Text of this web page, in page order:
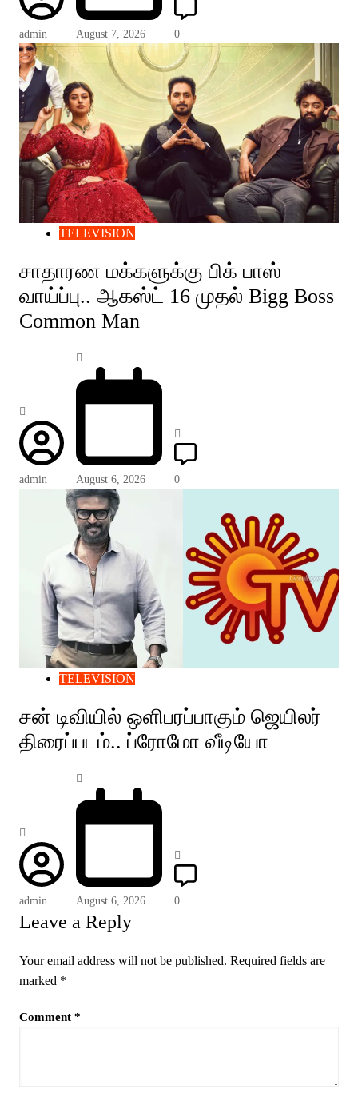
admin August 7, 2026 0
TELEVISION
சாதாரண மக்களுக்கு பிக் பாஸ்
வாய்ப்பு.. ஆகஸ்ட் 16 முதல் Bigg Boss
Common Man
admin August 6, 2026 0
TELEVISION
சன் டிவியில் ஒளிபரப்பாகும் ஜெயிலர்
திரைப்படம்.. ப்ரோமோ வீடியோ
admin August 6, 2026 0
Leave a Reply
Your email address will not be published. Required fields are
marked *
Comment *